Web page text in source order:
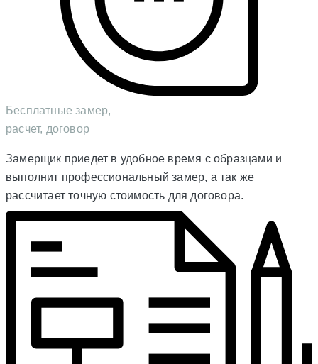
Бесплатные замер,
расчет, договор
Замерщик приедет в удобное время с образцами и
выполнит профессиональный замер, а так же
рассчитает точную стоимость для договора.